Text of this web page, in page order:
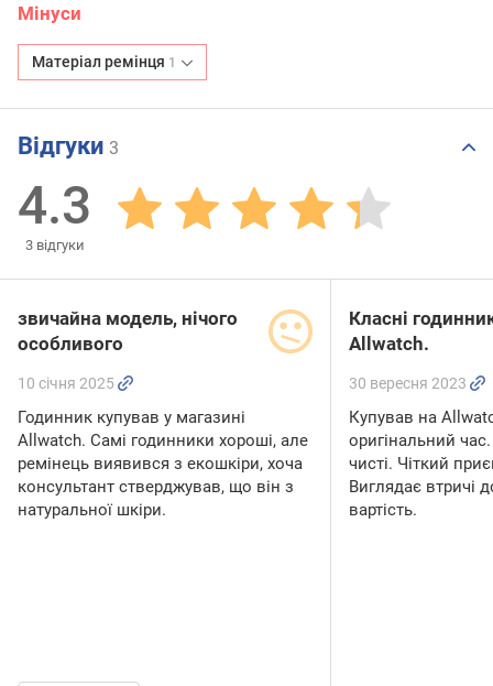
Мінуси
Матеріал ремінця 1
Відгуки 3
4.3
3 відгуки
звичайна модель, нічого
особливого
10 січня 2025
Годинник купував у магазині
Allwatch. Самі годинники хороші, але
ремінець виявився з екошкіри, хоча
консультант стверджував, що він з
натуральної шкіри.
Класні
Аllwatch.
30 вересня 2023
Купував на
оригінальний
чисті. Чіткий
Виглядає втричі
вартість.